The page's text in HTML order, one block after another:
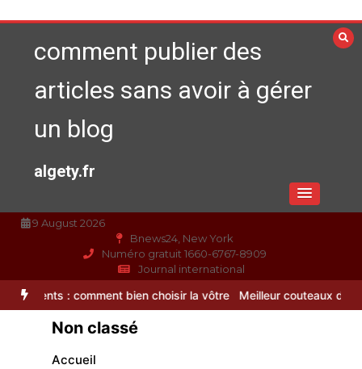
au
contenucomment publier des
articles sans avoir à gérer
un blog
algety.fr
9 August 2026
Bnews24, New York
Numéro gratuit 1660-6767-8909
Journal international
bien choisir la vôtre Meilleur couteaux de cuisine
Non classé
Accueil